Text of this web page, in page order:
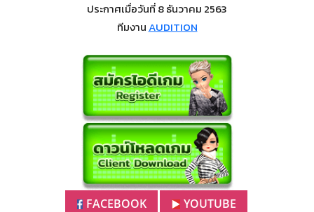
ประกาศเมื่อวันที่ 8 ธันวาคม 2563
ทีมงานAUDITION
FACEBOOK
YOUTUBE